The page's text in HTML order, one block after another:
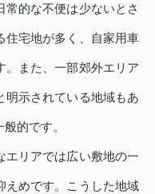
的な不便は少ないとさ
住宅地が多く、自家用車
。また、一部郊外エリア
明示されている地域もあ
的です。
エリアでは広い敷地の一
えめです。こうした地域